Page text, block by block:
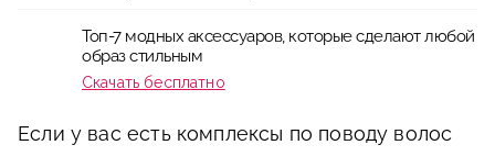
Топ-7 модных аксессуаров, которые сделают любой
образ стильным
Скачать бесплатно
Если у вас есть комплексы по поводу волос